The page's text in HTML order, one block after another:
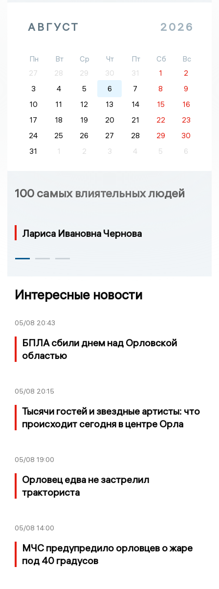
АВГУСТ 2026
Пн Вт Ср Чт Пт Сб
Вс
27
28 29 30 31 1
2
3
4 5 6 7 8
9
10
11 12 13 14 15
16
17
18 19 20 21 22
23
24
25 26 27 28 29
30
31
1 2 3 4 5 6
100 самых влиятельных людей
Лариса Ивановна Чернова
Интересные новости
05/08 20:43
БПЛА сбили днем над Орловской
областью
05/08 20:15
Тысячи гостей и звездные артисты: что
происходит сегодня в центре Орла
05/08 19:00
Орловец едва не застрелил
тракториста
05/08 14:00
МЧС предупредило орловцев о жаре
под 40 градусов